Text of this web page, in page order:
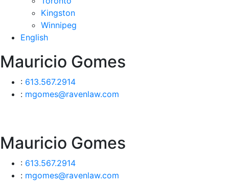
Kingston
Winnipeg
English
Mauricio Gomes
: 613.567.2914
: mgomes@ravenlaw.com
Mauricio Gomes
: 613.567.2914
: mgomes@ravenlaw.com